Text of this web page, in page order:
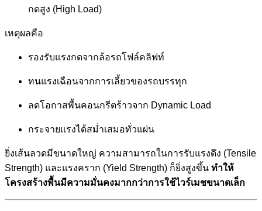
กดสูง (High Load)
เหตุผลคือ
รองรับแรงกดจากล้อรถโฟล์คลิฟท์
ทนแรงเฉือนจากการเลี้ยวของรถบรรทุก
ลดโอกาสพื้นคอนกรีตร้าวจาก Dynamic Load
กระจายแรงได้สม่ำเสมอทั่วแผ่น
ยิ่งเส้นลวดมีขนาดใหญ่ ความสามารถในการรับแรงดึง (Tensile
Strength) และแรงคราก (Yield Strength) ก็ยิ่งสูงขึ้น ทำให้
โครงสร้างพื้นมีความมั่นคงมากกว่าการใช้ไวร์เมชขนาดเล็ก